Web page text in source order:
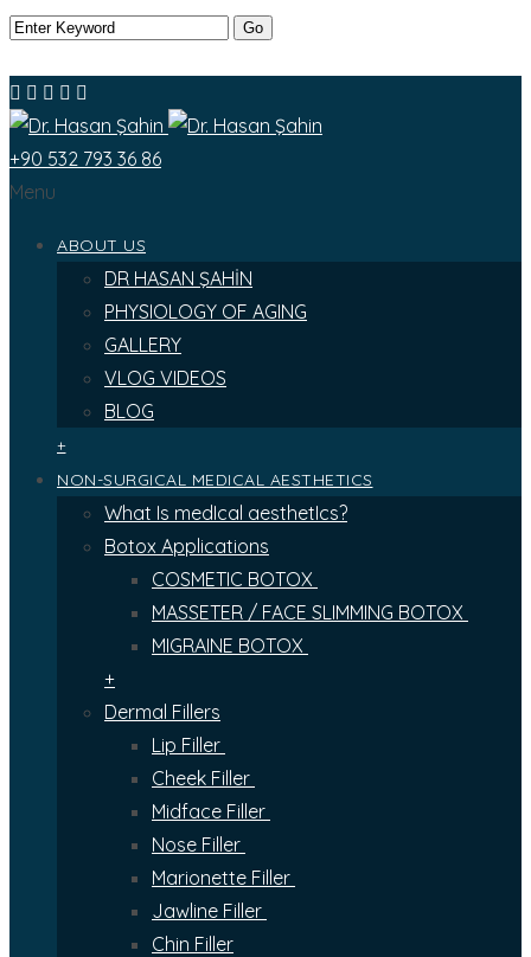
+90 532 793 36 86
Menu
ABOUT US
DR HASAN ŞAHİN
PHYSIOLOGY OF AGING
GALLERY
VLOG VIDEOS
BLOG
+
NON-SURGICAL MEDICAL AESTHETICS
What Is medIcal aesthetIcs?
Botox Applications
COSMETIC BOTOX
MASSETER / FACE SLIMMING BOTOX
MIGRAINE BOTOX
+
Dermal Fillers
Lip Filler
Cheek Filler
Midface Filler
Nose Filler
Marionette Filler
Jawline Filler
Chin Filler